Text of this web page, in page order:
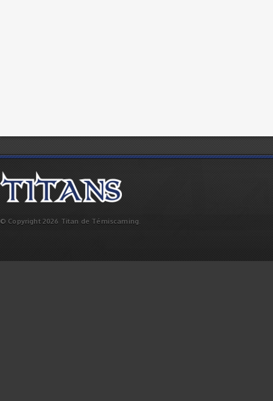
© Copyright 2026 Titan de Témiscaming.